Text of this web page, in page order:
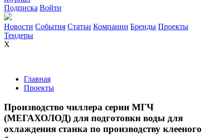
Подписка Войти
Новости События Статьи Компании Бренды Проекты
Тендеры
X
Главная
Проекты
Производство чиллера серии МГЧ
(МЕГАХОЛОД) для подготовки воды для
охлаждения станка по производству клееного